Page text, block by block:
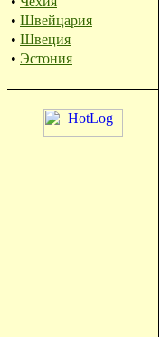
• Швейцария
• Швеция
• Эстония